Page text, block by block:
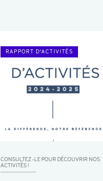
RAPPORT D'ACTIVITÉS
CONSULTEZ-LE POUR DÉCOUVRIR NOS
ACTIVITÉS !